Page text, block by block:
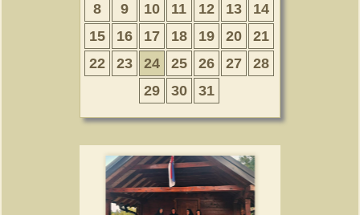
8
9 10 11 12 13
14
15
16 17 18 19 20
21
22
23 24 25 26 27
28
29
30 31